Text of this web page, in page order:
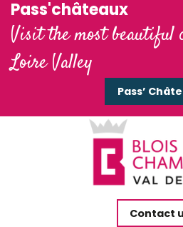
Pass'châteaux
Visit the most beautiful
Loire Valley
Pass’
Contact